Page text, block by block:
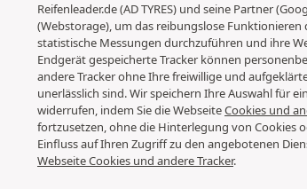
Reifenleader.de (AD TYRES) und seine Partner
(Webstorage), um das reibungslose
statistische Messungen durchzuführen und ihre
Endgerät gespeicherte Tracker können
andere Tracker ohne Ihre freiwillige und
unerlässlich sind. Wir speichern Ihre Auswahl für
widerrufen, indem Sie die WebseiteCookies und
fortzusetzen, ohne die Hinterlegung von Cookies
Einfluss auf Ihren Zugriff zu den angebotenen
Webseite Cookies und andere Tracker.